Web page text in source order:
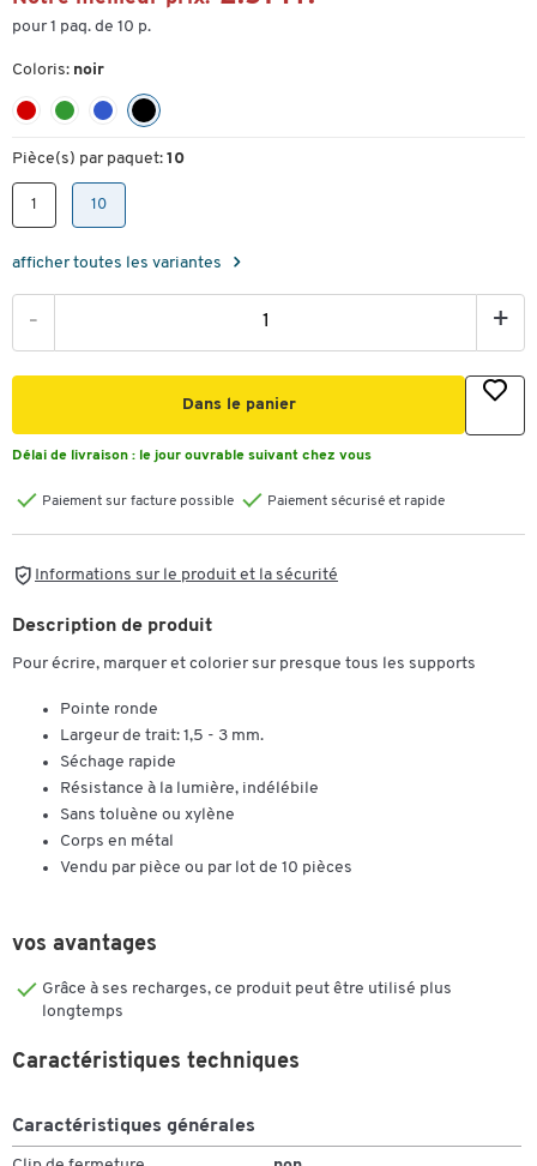
pour 1 paq. de 10 p.
Coloris: noir
Pièce(s) par paquet: 10
1 10
afficher toutes les variantes
- +
Dans le panier
Délai de livraison : le jour ouvrable suivant chez vous
Paiement sur facture possible Paiement sécurisé et rapide
Informations sur le produit et la sécurité
Description de produit
Pour écrire, marquer et colorier sur presque tous les supports
Pointe ronde
Largeur de trait: 1,5 - 3 mm.
Séchage rapide
Résistance à la lumière, indélébile
Sans toluène ou xylène
Corps en métal
Vendu par pièce ou par lot de 10 pièces
vos avantages
Grâce à ses recharges, ce produit peut être utilisé plus
longtemps
Caractéristiques techniques
Caractéristiques générales